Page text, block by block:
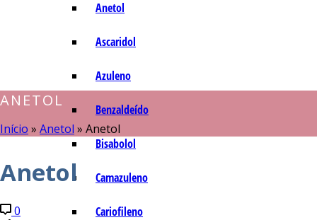
Anetol
Ascaridol
Azuleno
Benzaldeído
Bisabolol
Camazuleno
Cariofileno
ANETOL
Início » Anetol » Anetol
Anetol
0